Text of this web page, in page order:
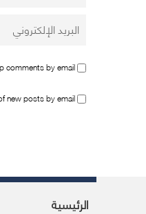
comments by email.
new posts by email.
الرئيسية